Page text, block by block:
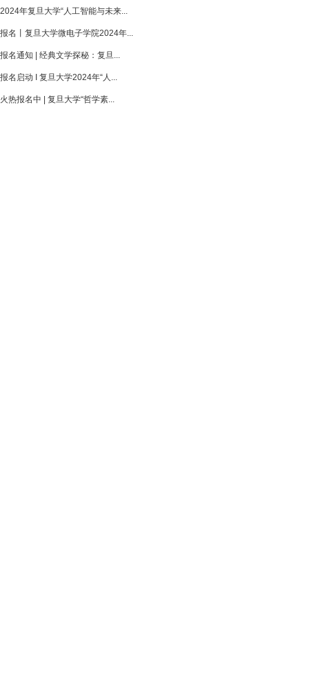
2024年复旦大学“人工智能与未来...
报名丨复旦大学微电子学院2024年...
报名通知 | 经典文学探秘：复旦...
报名启动 I 复旦大学2024年“人...
火热报名中 | 复旦大学“哲学素...